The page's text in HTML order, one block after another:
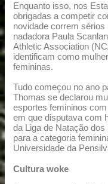
Enquanto isso, nos
obrigadas a competir
novidade correm
nadadora Paula
Athletic Association
identificam como
femininas.
Tudo começou no ano
Thomas se declarou
esportes femininos
em que disputava com
da Liga de Natação
para a categoria
Universidade da
Cultura woke